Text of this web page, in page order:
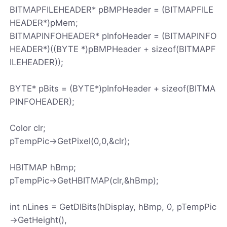
BITMAPFILEHEADER* pBMPHeader = (BITMAPFILE
HEADER*)pMem;
BITMAPINFOHEADER* pInfoHeader = (BITMAPINFO
HEADER*)((BYTE *)pBMPHeader + sizeof(BITMAPF
ILEHEADER));
BYTE* pBits = (BYTE*)pInfoHeader + sizeof(BITMA
PINFOHEADER);
Color clr;
pTempPic->GetPixel(0,0,&clr);
HBITMAP hBmp;
pTempPic->GetHBITMAP(clr,&hBmp);
int nLines = GetDIBits(hDisplay, hBmp, 0, pTempPic
->GetHeight(),